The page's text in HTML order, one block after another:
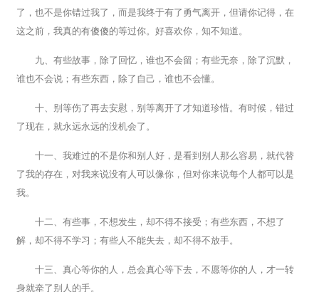
了，也不是你错过我了，而是我终于有了勇气离开，但请你记得，在
这之前，我真的有傻傻的等过你。好喜欢你，知不知道。
九、有些故事，除了回忆，谁也不会留；有些无奈，除了沉默，
谁也不会说；有些东西，除了自己，谁也不会懂。
十、别等伤了再去安慰，别等离开了才知道珍惜。有时候，错过
了现在，就永远永远的没机会了。
十一、我难过的不是你和别人好，是看到别人那么容易，就代替
了我的存在，对我来说没有人可以像你，但对你来说每个人都可以是
我。
十二、有些事，不想发生，却不得不接受；有些东西，不想了
解，却不得不学习；有些人不能失去，却不得不放手。
十三、真心等你的人，总会真心等下去，不愿等你的人，才一转
身就牵了别人的手。